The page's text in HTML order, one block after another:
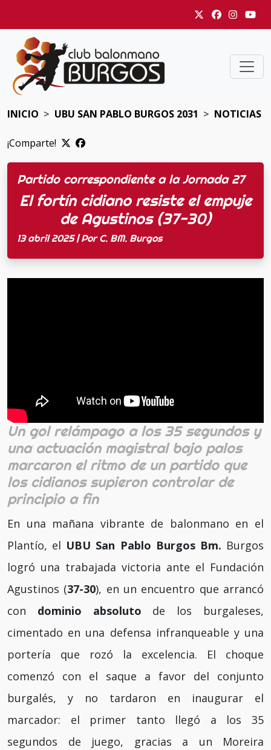
INICIO UBU SAN PABLO BURGOS 2031 NOTICIAS
¡Comparte!
Partido correspondiente a la Jornada 27
El fortín cidiano resiste el empuje
de Agustinos (37-30)
13 abril 2025 | Por C. BM. Burgos
Un gol relámpago a los 35 segundos y
una actuación magistral bajo palos
marcaron el ritmo de un partido que
los cidianos supieron controlar de
principio a fin
En una mañana vibrante de balonmano en el
Plantío, el UBU San Pablo Burgos Bm. Burgos
logró una trabajada victoria ante el Fundación
Agustinos (37-30), en un encuentro que arrancó
con dominio absoluto de los burgaleses,
cimentado en una defensa infranqueable y una
portería que rozó la excelencia. El choque
comenzó con el saque a favor del conjunto
burgalés, y no tardaron en inaugurar el
marcador: el primer tanto llegó a los 35
segundos de juego, gracias a un Moreira